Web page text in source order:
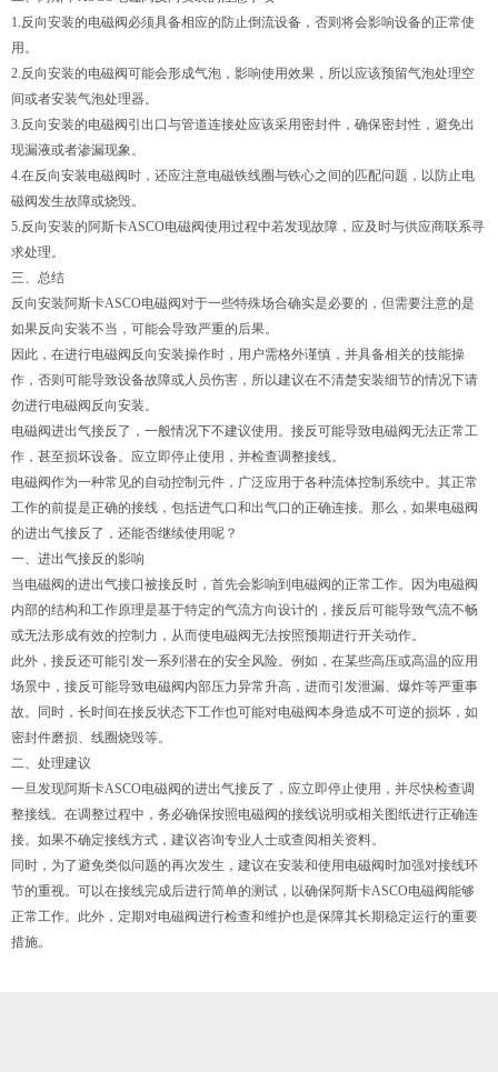
1.反向安装的电磁阀必须具备相应的防止倒流设备，否则将会影响设备的正常使
用。
2.反向安装的电磁阀可能会形成气泡，影响使用效果，所以应该预留气泡处理空
间或者安装气泡处理器。
3.反向安装的电磁阀引出口与管道连接处应该采用密封件，确保密封性，避免出
现漏液或者渗漏现象。
4.在反向安装电磁阀时，还应注意电磁铁线圈与铁心之间的匹配问题，以防止电
磁阀发生故障或烧毁。
5.反向安装的阿斯卡ASCO电磁阀使用过程中若发现故障，应及时与供应商联系寻
求处理。
三、总结
反向安装阿斯卡ASCO电磁阀对于一些特殊场合确实是必要的，但需要注意的是
如果反向安装不当，可能会导致严重的后果。
因此，在进行电磁阀反向安装操作时，用户需格外谨慎，并具备相关的技能操
作，否则可能导致设备故障或人员伤害，所以建议在不清楚安装细节的情况下请
勿进行电磁阀反向安装。
电磁阀进出气接反了，一般情况下不建议使用。接反可能导致电磁阀无法正常工
作，甚至损坏设备。应立即停止使用，并检查调整接线。
电磁阀作为一种常见的自动控制元件，广泛应用于各种流体控制系统中。其正常
工作的前提是正确的接线，包括进气口和出气口的正确连接。那么，如果电磁阀
的进出气接反了，还能否继续使用呢？
一、进出气接反的影响
当电磁阀的进出气接口被接反时，首先会影响到电磁阀的正常工作。因为电磁阀
内部的结构和工作原理是基于特定的气流方向设计的，接反后可能导致气流不畅
或无法形成有效的控制力，从而使电磁阀无法按照预期进行开关动作。
此外，接反还可能引发一系列潜在的安全风险。例如，在某些高压或高温的应用
场景中，接反可能导致电磁阀内部压力异常升高，进而引发泄漏、爆炸等严重事
故。同时，长时间在接反状态下工作也可能对电磁阀本身造成不可逆的损坏，如
密封件磨损、线圈烧毁等。
二、处理建议
一旦发现阿斯卡ASCO电磁阀的进出气接反了，应立即停止使用，并尽快检查调
整接线。在调整过程中，务必确保按照电磁阀的接线说明或相关图纸进行正确连
接。如果不确定接线方式，建议咨询专业人士或查阅相关资料。
同时，为了避免类似问题的再次发生，建议在安装和使用电磁阀时加强对接线环
节的重视。可以在接线完成后进行简单的测试，以确保阿斯卡ASCO电磁阀能够
正常工作。此外，定期对电磁阀进行检查和维护也是保障其长期稳定运行的重要
措施。